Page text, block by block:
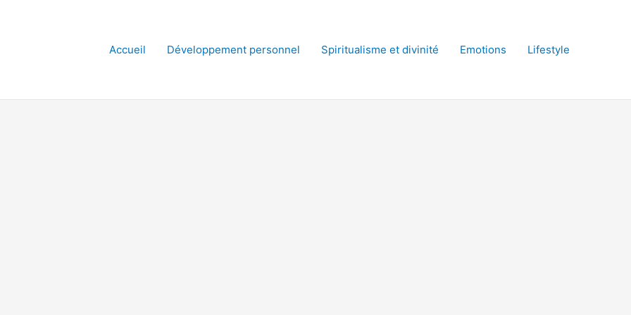
Accueil Développement personnel Spiritualisme et divinité Emotions Lifestyle